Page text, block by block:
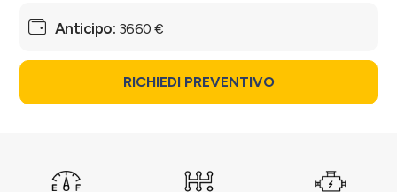
3660 €
RICHIEDI PREVENTIVO